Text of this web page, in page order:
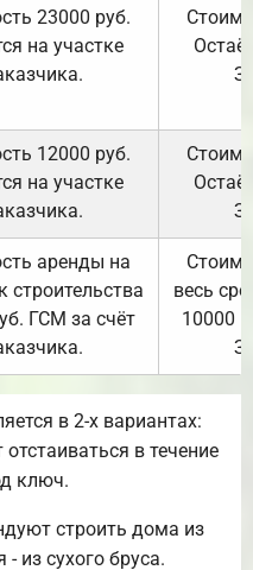
23000 руб.
на участке
12000 руб.
на участке
аренды на
строительства
ГСМ за счёт
весь
10000
в 2-х вариантах:
в течение
ключ.
строить дома из
из сухого бруса.